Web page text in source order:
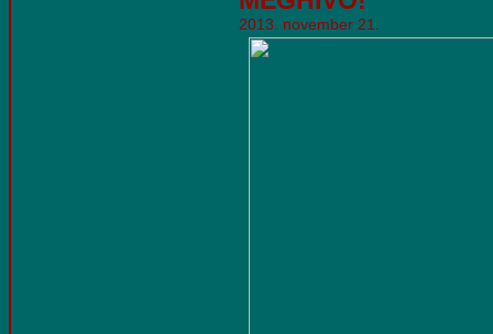
2013. november 21.